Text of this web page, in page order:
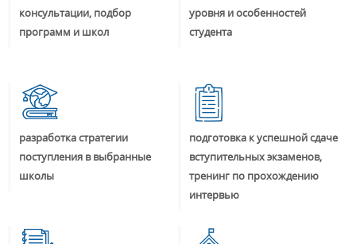
консультации, подбор
программ и школ
уровня и особенностей
студента
разработка стратегии
поступления в выбранные
школы
подготовка к успешной сдаче
вступительных экзаменов,
тренинг по прохождению
интервью